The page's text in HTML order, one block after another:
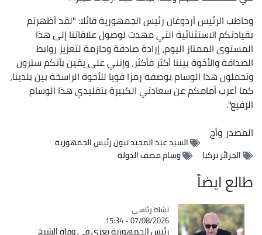
وخاطب الرئيس أردوغان رئيس الجمهورية قائلا: "لقد أظهرتم
بقيادتكم الاستثنائية التي مهدت لوصول علاقاتنا إلى هذا
المستوى الممتاز اليوم، إرادة صادقة وحازمة لتعزيز روابط
الصداقة والأخوة بيننا أكثر فأكثر، وإنني على يقين بأنكم سترون
وتحملون هذا الوسام بوصفه رمزا قويا للأخوة الراسخة بين بلدينا،
كما أعرب أمامكم عن سعادتي الكبيرة بتقليدي هذا الوسام
الرفيع".
المصدروأج
السيد عبد المجيد تبون رئيس الجمهورية
الجزائر تركيا
وسام مصف الدولة
طالع ايضاً
Catégorie
نشاط رئاسي
07/08/2026 - 15:34
رئيس الجمهورية يعزي في وفاة الشيخ